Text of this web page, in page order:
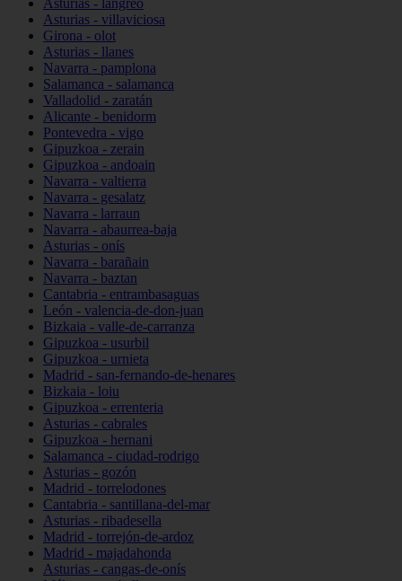
Asturias - langreo
Asturias - villaviciosa
Girona - olot
Asturias - llanes
Navarra - pamplona
Salamanca - salamanca
Valladolid - zaratán
Alicante - benidorm
Pontevedra - vigo
Gipuzkoa - zerain
Gipuzkoa - andoain
Navarra - valtierra
Navarra - gesalatz
Navarra - larraun
Navarra - abaurrea-baja
Asturias - onís
Navarra - barañain
Navarra - baztan
Cantabria - entrambasaguas
León - valencia-de-don-juan
Bizkaia - valle-de-carranza
Gipuzkoa - usurbil
Gipuzkoa - urnieta
Madrid - san-fernando-de-henares
Bizkaia - loiu
Gipuzkoa - errenteria
Asturias - cabrales
Gipuzkoa - hernani
Salamanca - ciudad-rodrigo
Asturias - gozón
Madrid - torrelodones
Cantabria - santillana-del-mar
Asturias - ribadesella
Madrid - torrejón-de-ardoz
Madrid - majadahonda
Asturias - cangas-de-onís